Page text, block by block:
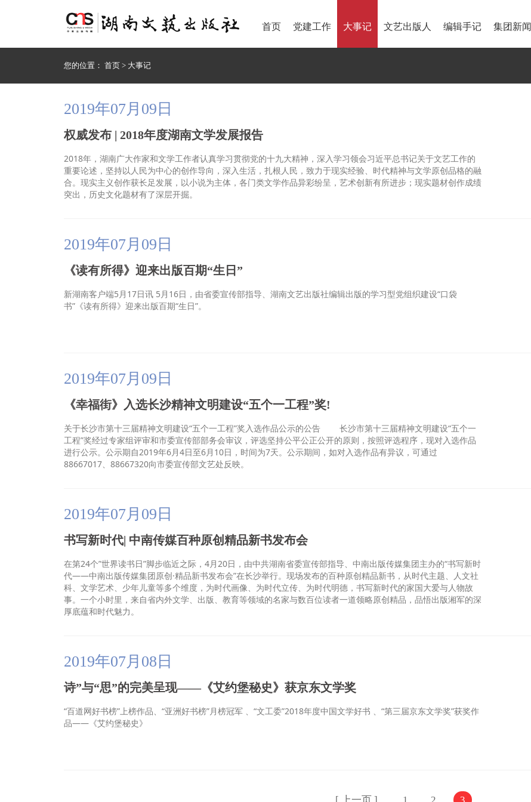
首页 党建工作 大事记 文艺出版人 编辑手记 集团新闻
您的位置： 首页 > 大事记
2019年07月09日
权威发布 | 2018年度湖南文学发展报告
2018年，湖南广大作家和文学工作者认真学习贯彻党的十九大精神，深入学习领会习近平总书记关于文艺工作的
重要论述，坚持以人民为中心的创作导向，深入生活，扎根人民，致力于现实经验、时代精神与文学原创品格的融
合。现实主义创作获长足发展，以小说为主体，各门类文学作品异彩纷呈，艺术创新有所进步；现实题材创作成绩
突出，历史文化题材有了深层开掘。
2019年07月09日
《读有所得》迎来出版百期“生日”
新湖南客户端5月17日讯 5月16日，由省委宣传部指导、湖南文艺出版社编辑出版的学习型党组织建设“口袋
书”《读有所得》迎来出版百期“生日”。
2019年07月09日
《幸福街》入选长沙精神文明建设“五个一工程”奖!
关于长沙市第十三届精神文明建设“五个一工程”奖入选作品公示的公告 长沙市第十三届精神文明建设“五个一
工程”奖经过专家组评审和市委宣传部部务会审议，评选坚持公平公正公开的原则，按照评选程序，现对入选作品
进行公示。公示期自2019年6月4日至6月10日，时间为7天。公示期间，如对入选作品有异议，可通过
88667017、88667320向市委宣传部文艺处反映。
2019年07月09日
书写新时代| 中南传媒百种原创精品新书发布会
在第24个”世界读书日”脚步临近之际，4月20日，由中共湖南省委宣传部指导、中南出版传媒集团主办的“书写新时
代——中南出版传媒集团原创·精品新书发布会”在长沙举行。现场发布的百种原创精品新书，从时代主题、人文社
科、文学艺术、少年儿童等多个维度，为时代画像、为时代立传、为时代明德，书写新时代的家国大爱与人物故
事。一个小时里，来自省内外文学、出版、教育等领域的名家与数百位读者一道领略原创精品，品悟出版湘军的深
厚底蕴和时代魅力。
2019年07月08日
诗”与“思”的完美呈现——《艾约堡秘史》获京东文学奖
“百道网好书榜”上榜作品、“亚洲好书榜”月榜冠军 、“文工委”2018年度中国文学好书 、“第三届京东文学奖”获奖作
品——《艾约堡秘史》